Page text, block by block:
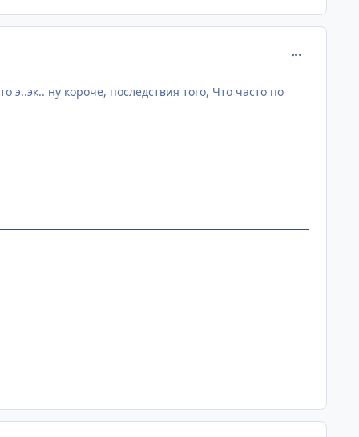
э..эк.. ну короче, последствия того, Что часто по